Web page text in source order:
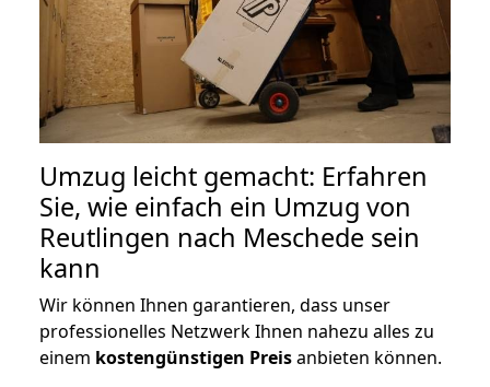
Umzug leicht gemacht: Erfahren
Sie, wie einfach ein Umzug von
Reutlingen nach Meschede sein
kann
Wir können Ihnen garantieren, dass unser
professionelles Netzwerk Ihnen nahezu alles zu
einem kostengünstigen Preisanbieten können.